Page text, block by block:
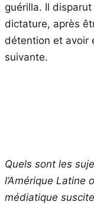
guérilla. Il
dictature, après
détention et avoir
suivante.
Quels sont les
l’Amérique Latine
médiatique